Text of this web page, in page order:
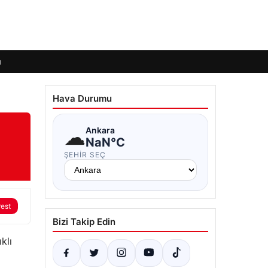
Hava Durumu
☁Ankara
NaN°C
ŞEHIR SEÇ
Bizi Takip Edin